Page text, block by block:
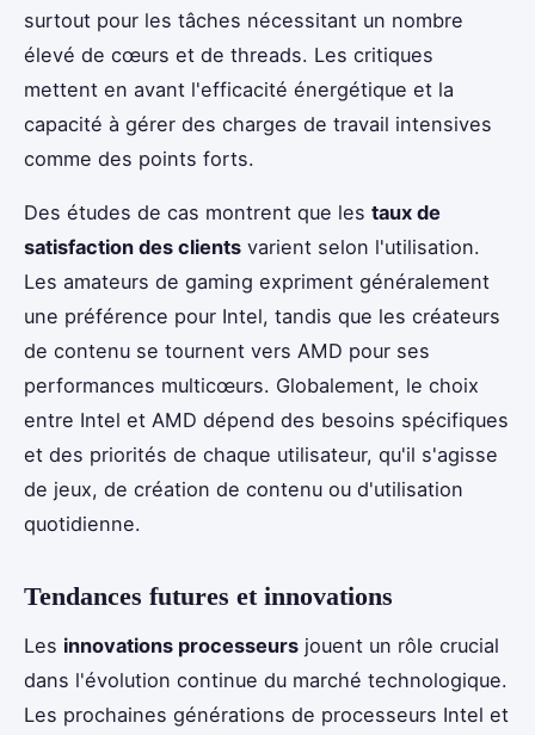
surtout pour les tâches nécessitant un nombre
élevé de cœurs et de threads. Les critiques
mettent en avant l'efficacité énergétique et la
capacité à gérer des charges de travail intensives
comme des points forts.
Des études de cas montrent que les taux de
satisfaction des clients varient selon l'utilisation.
Les amateurs de gaming expriment généralement
une préférence pour Intel, tandis que les créateurs
de contenu se tournent vers AMD pour ses
performances multicœurs. Globalement, le choix
entre Intel et AMD dépend des besoins spécifiques
et des priorités de chaque utilisateur, qu'il s'agisse
de jeux, de création de contenu ou d'utilisation
quotidienne.
Tendances futures et innovations
Les innovations processeurs jouent un rôle crucial
dans l'évolution continue du marché technologique.
Les prochaines générations de processeurs Intel et